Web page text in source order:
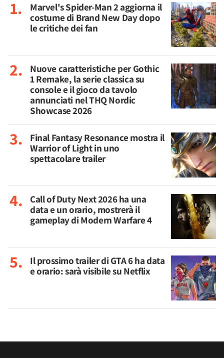
Marvel's Spider-Man 2 aggiorna il
costume di Brand New Day dopo
le critiche dei fan
Nuove caratteristiche per Gothic
1 Remake, la serie classica su
console e il gioco da tavolo
annunciati nel THQ Nordic
Showcase 2026
Final Fantasy Resonance mostra il
Warrior of Light in uno
spettacolare trailer
Call of Duty Next 2026 ha una
data e un orario, mostrerà il
gameplay di Modern Warfare 4
Il prossimo trailer di GTA 6 ha data
e orario: sarà visibile su Netflix